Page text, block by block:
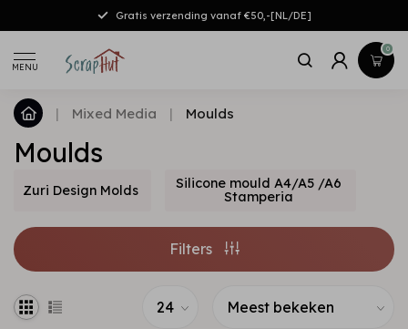
Gratis verzending vanaf €50,-[NL/DE]
MENU
0
| Mixed Media | Moulds
Moulds
Zuri Design Molds
Silicone mould A4/A5 /A6
Stamperia
Filters